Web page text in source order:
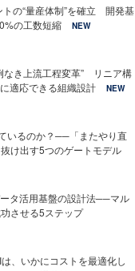
トの“量産体制”を確立 開発基
の工数短縮
NEW
なき上流工程変革” リニア構
適応できる組織設計
NEW
いるのか？──「またやり直
け出す5つのゲートモデル
タ活用基盤の設計法──マル
させる5ステップ
、いかにコストを最適化し